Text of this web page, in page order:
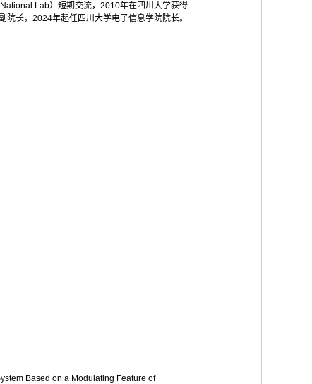
Lab）短期交流， 2010年在四川大学获得
院长， 2024年起任四川大学电子信息学院院长。
Based on a Modulating Feature of